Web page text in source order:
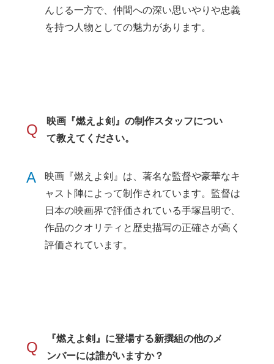
んじる一方で、仲間への深い思いやりや忠義
を持つ人物としての魅力があります。
Q
映画『燃えよ剣』の制作スタッフについ
て教えてください。
A
映画『燃えよ剣』は、著名な監督や豪華なキ
ャスト陣によって制作されています。監督は
日本の映画界で評価されている手塚昌明で、
作品のクオリティと歴史描写の正確さが高く
評価されています。
Q
『燃えよ剣』に登場する新撰組の他のメ
ンバーには誰がいますか？